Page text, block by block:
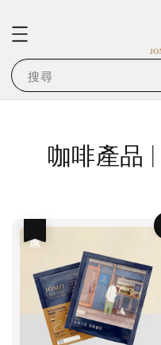
搜尋
咖啡產品